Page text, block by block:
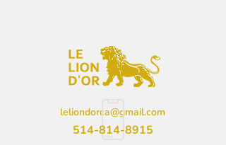
leliondorca@gmail.com
514-814-8915